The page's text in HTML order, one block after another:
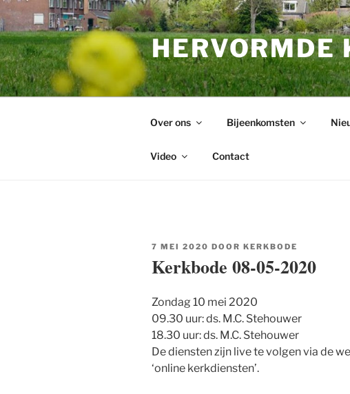
Ga
naar
de
inhoud
HERVORMDE
Over ons Bijeenkomsten
Video Contact
GEPLAATST
7 MEI 2020 DOOR KERKBODE
Kerkbode 08-05-2020
Zondag 10 mei 2020
09.30 uur: ds. M.C. Stehouwer
18.30 uur: ds. M.C. Stehouwer
De diensten zijn live te volgen via de
‘online kerkdiensten’.